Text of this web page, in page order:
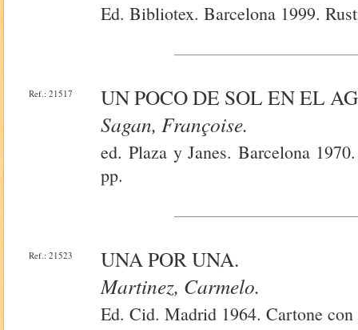
Ed. Bibliotex. Barcelona 1999.
Ref.: 21517
UN POCO DE SOL EN EL
Sagan, Françoise.
ed. Plaza y Janes. Barcelona
pp.
Ref.: 21523
UNA POR UNA.
Martinez, Carmelo.
Ed. Cid. Madrid 1964. Cartone